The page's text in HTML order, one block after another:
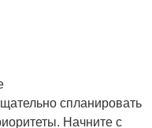
Бюджетная версия
спланировать
Начните с